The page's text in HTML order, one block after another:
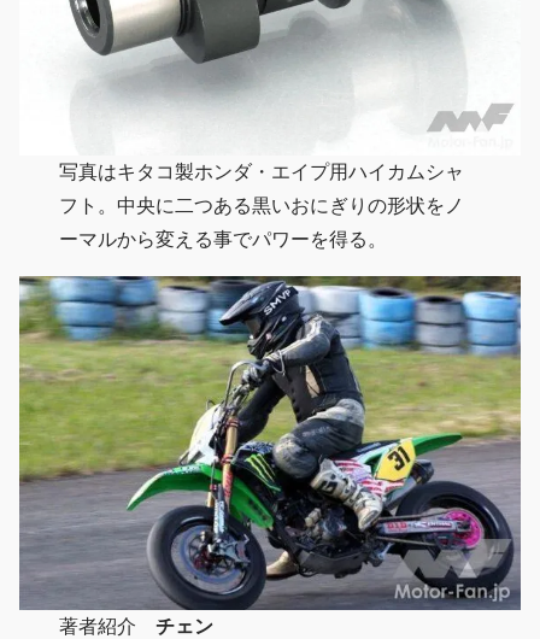
写真はキタコ製ホンダ・エイプ用ハイカムシャ
フト。中央に二つある黒いおにぎりの形状をノ
ーマルから変える事でパワーを得る。
著者紹介チェン